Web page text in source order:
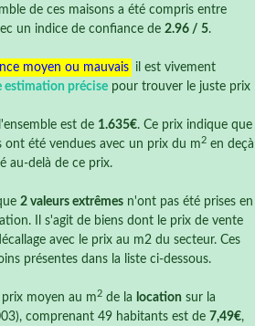
de ces maisons a été compris entre
un indice de confiance de 2.96 / 5.
moyen ou mauvais il est vivement
estimation précise pour trouver le juste prix
est de 1.635€. Ce prix indique que
ont été vendues avec un prix du m 2 en deçà
au-delà de ce prix.
2 valeurs extrêmes n'ont pas été prises en
Il s'agit de biens dont le prix de vente
avec le prix au m2 du secteur. Ces
présentes dans la liste ci-dessous.
moyen au m 2 de la location sur la
comprenant 49 habitants est de 7,49€,